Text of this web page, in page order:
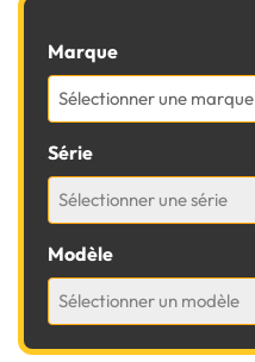
Marque
Sélectionner une marque
Série
Sélectionner une série
Modèle
Sélectionner un modèle